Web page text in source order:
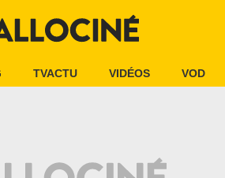
TVACTU VIDÉOS VOD